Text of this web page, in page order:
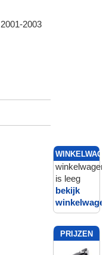
2003
winkelwagen
is leeg
bekijk
PRIJZEN
INCL.